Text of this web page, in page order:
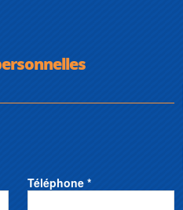
Téléphone *